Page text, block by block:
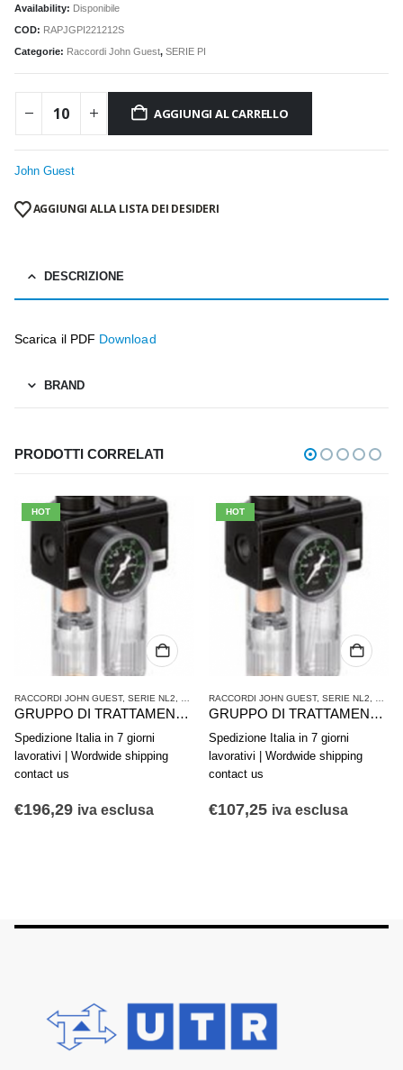
Availability: Disponibile
COD: RAPJGPI221212S
Categorie: Raccordi John Guest, SERIE PI
AGGIUNGI AL CARRELLO
John Guest
AGGIUNGI ALLA LISTA DEI DESIDERI
DESCRIZIONE
Scarica il PDF Download
BRAND
PRODOTTI CORRELATI
ARIA COMPRESSA
HOT
RACCORDI JOHN GUEST, SERIE NL2 TRATTAMENTO ARIA COMPRESSA
GRUPPO DI TRATTAMENTO ARIA IN 2 PARTI AVENTICS SERIE NL2-ACD 0821300402
Spedizione Italia in 7 giorni
lavorativi | Wordwide shipping
contact us
€196,29 iva esclusa
HOT
RACCORDI JOHN GUEST, SERIE NL2
GRUPPO DI TRATTAMENTO ARIA IN 2 PARTI AVENTICS SERIE NL2-ACD 0821300430
Spedizione Italia in 7 giorni
lavorativi | Wordwide shipping
contact us
€107,25 iva esclusa